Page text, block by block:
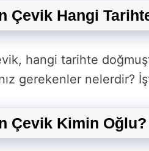
Çevik Hangi
hangi tarihte
gerekenler nelerdir?
Çevik Kimin Oğlu?